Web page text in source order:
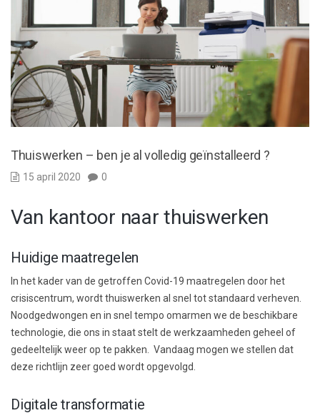
Thuiswerken – ben je al volledig geïnstalleerd ?
15 april 2020 0
Van kantoor naar thuiswerken
Huidige maatregelen
In het kader van de getroffen Covid-19 maatregelen door het
crisiscentrum, wordt thuiswerken al snel tot standaard verheven.
Noodgedwongen en in snel tempo omarmen we de beschikbare
technologie, die ons in staat stelt de werkzaamheden geheel of
gedeeltelijk weer op te pakken. Vandaag mogen we stellen dat
deze richtlijn zeer goed wordt opgevolgd.
Digitale transformatie